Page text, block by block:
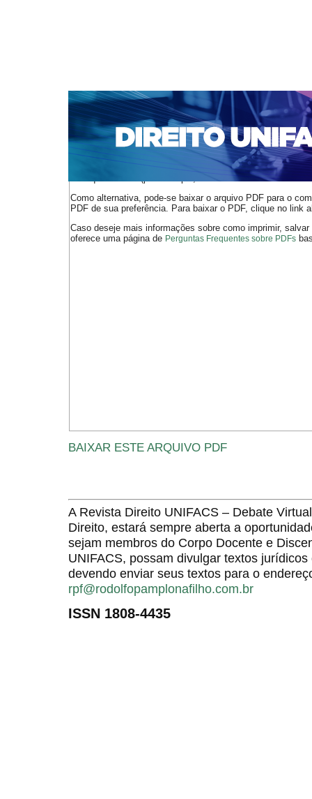
CAPA SOBRE ACESSO CADASTRO
NOTÍCIAS
EDIÇÕES DE Nº 1 A 100 WEBMAIL
Capa>n. 225 (2019) > MENDES
O arquivo PDF selecionado deve ser carregado no
de arquivos PDF (por exemplo, uma versão atual do
Como alternativa, pode-se baixar o arquivo PDF para o
PDF de sua preferência. Para baixar o PDF, clique no link
Caso deseje mais informações sobre como imprimir,
oferece uma página de Perguntas Frequentes sobre PDFs
BAIXAR ESTE ARQUIVO PDF
A Revista Direito UNIFACS – Debate
Direito, estará sempre aberta a
sejam membros do Corpo Docente e
UNIFACS, possam divulgar textos
devendo enviar seus textos para o
rpf@rodolfopamplonafilho.com.br
ISSN 1808-4435